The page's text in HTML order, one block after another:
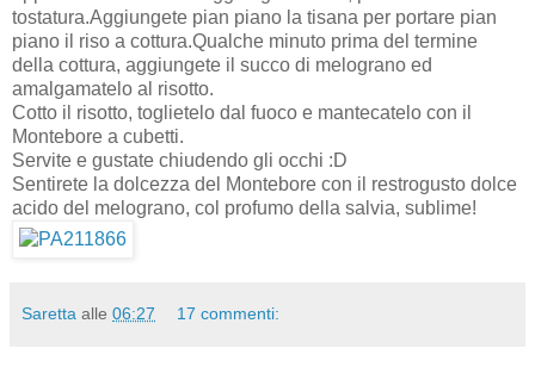
tostatura.Aggiungete pian piano la tisana per portare pian
piano il riso a cottura.Qualche minuto prima del termine
della cottura, aggiungete il succo di melograno ed
amalgamatelo al risotto.
Cotto il risotto, toglietelo dal fuoco e mantecatelo con il
Montebore a cubetti.
Servite e gustate chiudendo gli occhi :D
Sentirete la dolcezza del Montebore con il restrogusto dolce
acido del melograno, col profumo della salvia, sublime!
Saretta alle 06:27 17 commenti: